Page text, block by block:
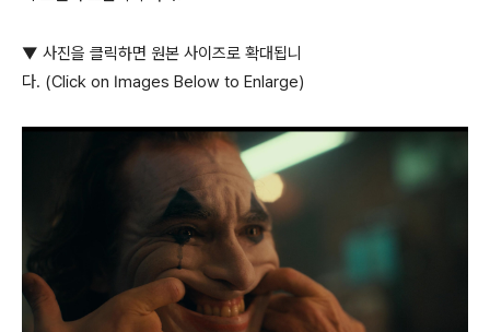
▼ 사진을 클릭하면 원본 사이즈로 확대됩니
다. (Click on Images Below to Enlarge)